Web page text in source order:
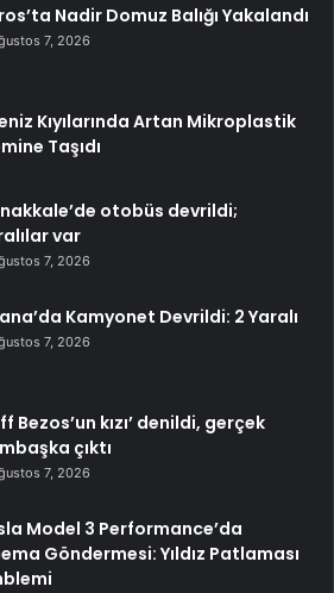
Nadir Domuz Balığı Yakalandı
7, 2026
Kıyılarında Artan Mikroplastik
Taşıdı
otobüs devrildi;
var
7, 2026
Kamyonet Devrildi: 2 Yaralı
7, 2026
Bezos’un kızı’ denildi, gerçek
çıktı
7, 2026
Model 3 Performance’da
Göndermesi: Yıldız Patlaması